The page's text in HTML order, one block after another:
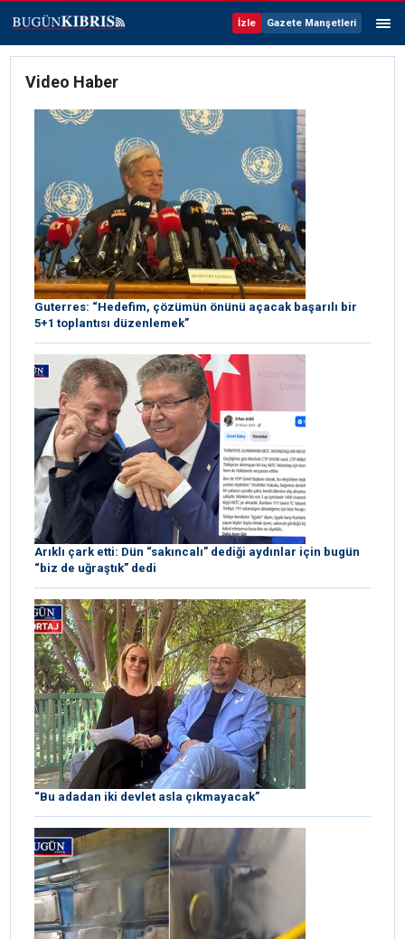
İzle Gazete Manşetleri
Video Haber
Guterres: “Hedefim, çözümün önünü açacak başarılı bir
5+1 toplantısı düzenlemek”
Arıklı çark etti: Dün “sakıncalı” dediği aydınlar için bugün
“biz de uğraştık” dedi
“Bu adadan iki devlet asla çıkmayacak”